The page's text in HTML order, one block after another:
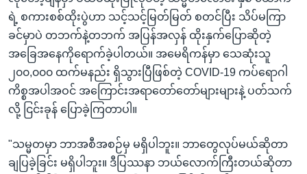
ရဲ့ စကားစစ်ထိုးပွဲဟာ သင့်သင့်မြတ်မြတ် စတင်ပြီး သိပ်မကြာ
ခင်မှာပဲ တဘက်နဲ့တဘက် အပြန်အလှန် ထိုးနှက်ပြောဆိုတဲ့
အခြေအနေကိုရောက်ခဲ့ပါတယ်။ အမေရိကန်မှာ သေဆုံးသူ
၂၀၀,၀၀၀ ထက်မနည်း ရှိသွားပြီဖြစ်တဲ့ COVID-19 ကပ်ရောဂါ
ကိစ္စအပါအဝင် အကြောင်းအရာတော်တော်များများနဲ့ ပတ်သက်
လို့ ငြင်းခုန် ပြောခဲ့ကြတာပါ။
"သမ္မတမှာ ဘာအစီအစဉ်မှ မရှိပါဘူး။ ဘာတွေလုပ်မယ်ဆိုတာ
ချပြခဲ့ခြင်း မရှိပါဘူး။ ဒီပြဿနာ ဘယ်လောက်ကြီးတယ်ဆိုတာ